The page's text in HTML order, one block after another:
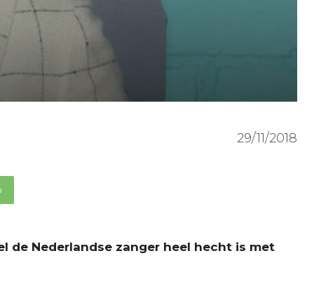
29/11/2018
de Nederlandse zanger heel hecht is met